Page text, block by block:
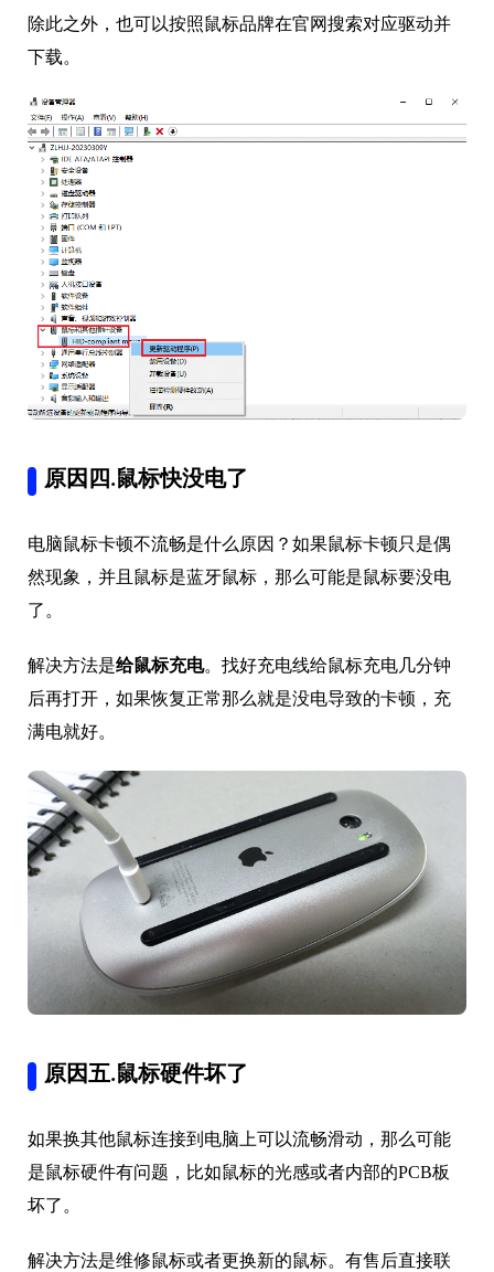
除此之外，也可以按照鼠标品牌在官网搜索对应驱动并
下载。
原因四.鼠标快没电了
电脑鼠标卡顿不流畅是什么原因？如果鼠标卡顿只是偶
然现象，并且鼠标是蓝牙鼠标，那么可能是鼠标要没电
了。
解决方法是给鼠标充电。找好充电线给鼠标充电几分钟
后再打开，如果恢复正常那么就是没电导致的卡顿，充
满电就好。
原因五.鼠标硬件坏了
如果换其他鼠标连接到电脑上可以流畅滑动，那么可能
是鼠标硬件有问题，比如鼠标的光感或者内部的PCB板
坏了。
解决方法是维修鼠标或者更换新的鼠标。有售后直接联